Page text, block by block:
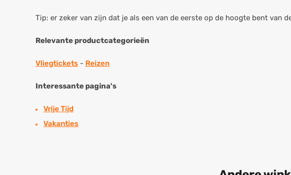
Tip: er zeker van zijn dat je als een van de eerste op de hoogte bent van
Relevante productcategorieën
Vliegtickets - Reizen
Interessante pagina's
Vrije Tijd
Vakanties